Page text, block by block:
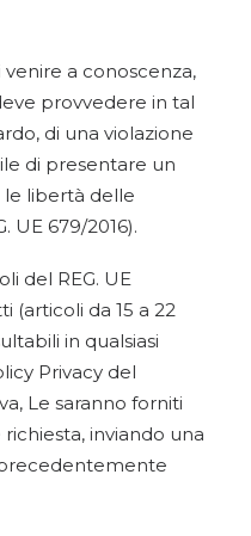
venire a conoscenza,
provvedere in tal
di una violazione
di presentare un
le libertà delle
UE 679/2016).
del REG. UE
(articoli da 15 a 22
in qualsiasi
Privacy del
Le saranno forniti
inviando una